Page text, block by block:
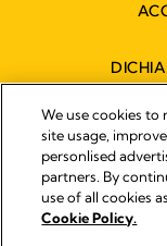
Medela Italia
We use cookies to
site usage,
personlised
partners. By
use of all cookies
Cookie Policy.